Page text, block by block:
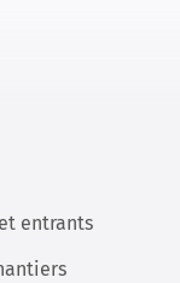
entrants